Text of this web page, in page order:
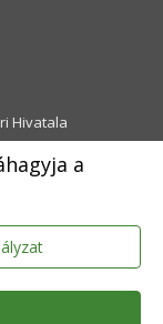
a
Hivatala